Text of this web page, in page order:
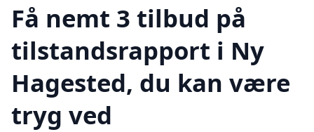
Få nemt 3 tilbud på
tilstandsrapport i Ny
Hagested, du kan være
tryg ved